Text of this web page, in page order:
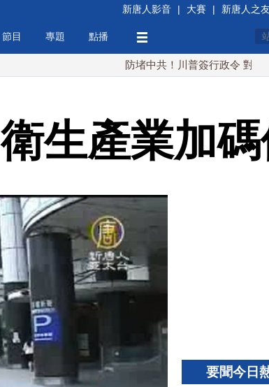
新唐人影音 | 大賽 | 新唐人之
節目 專題 點播
防堵中共！川普簽行政令 對多晶矽課
生產業加
要聞今日